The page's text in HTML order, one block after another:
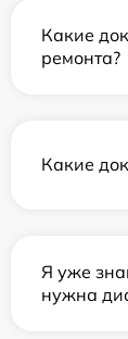
Какие
ремонта?
Какие
Я уже
нужна